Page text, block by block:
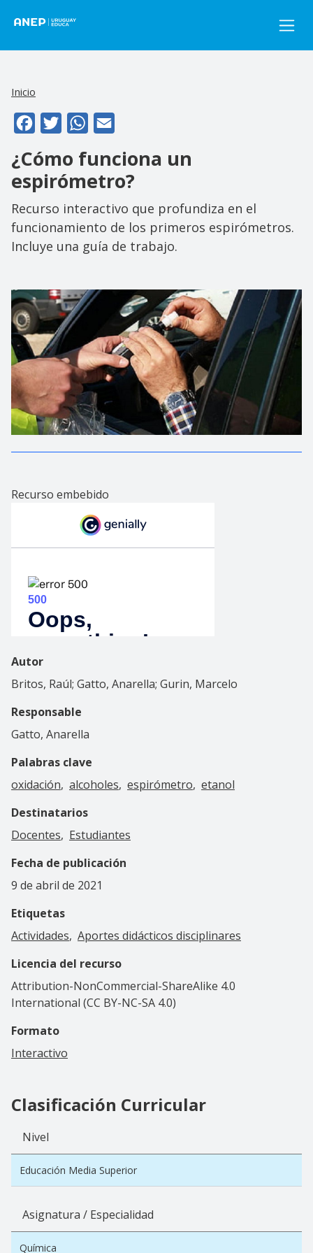
Inicio
FacebookTwitterWhatsApp
¿Cómo funciona un
espirómetro?
Recurso interactivo que profundiza en el
funcionamiento de los primeros espirómetros.
Incluye una guía de trabajo.
Recurso embebido
Autor
Britos, Raúl; Gatto, Anarella; Gurin, Marcelo
Responsable
Gatto, Anarella
Palabras clave
oxidación alcoholes espirómetro etanol
Destinatarios
Docentes
Estudiantes
Fecha de publicación
9 de abril de 2021
Etiquetas
Actividades Aportes didácticos disciplinares
Licencia del recurso
Attribution-NonCommercial-ShareAlike 4.0
International (CC BY-NC-SA 4.0)
Formato
Interactivo
Clasificación Curricular
Nivel
Educación Media Superior
Asignatura / Especialidad
Química